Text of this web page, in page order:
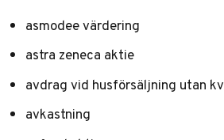
asmodee värdering
astra zeneca aktie
avdrag vid husförsäljning utan
avkastning